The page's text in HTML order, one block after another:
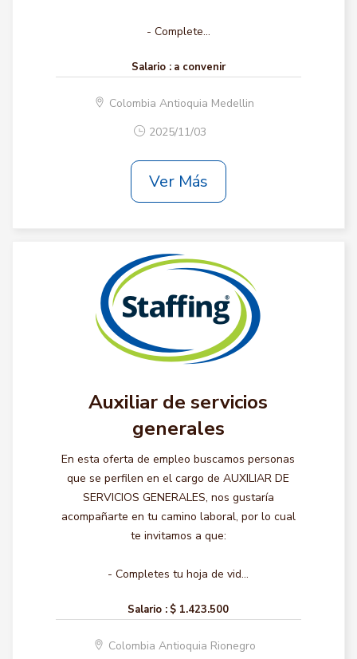
- Complete...
Salario : a convenir
Colombia Antioquia Medellin
2025/11/03
Ver Más
Auxiliar de servicios
generales
En esta oferta de empleo buscamos personas
que se perfilen en el cargo de AUXILIAR DE
SERVICIOS GENERALES, nos gustaría
acompañarte en tu camino laboral, por lo cual
te invitamos a que:
- Completes tu hoja de vid...
Salario : $ 1.423.500
Colombia Antioquia Rionegro